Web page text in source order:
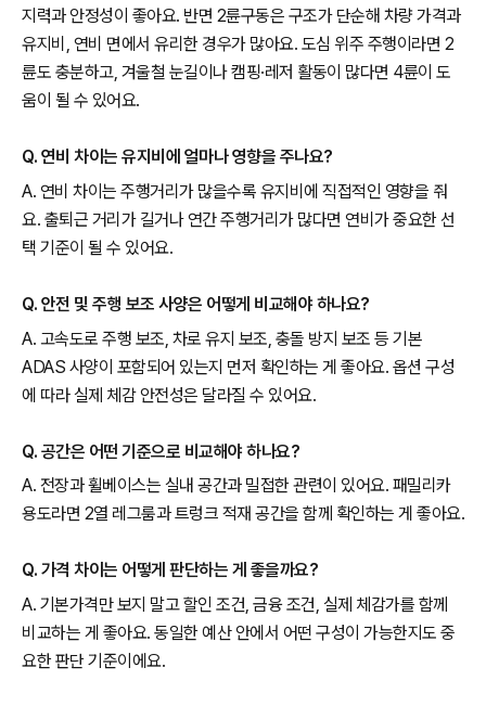
지력과 안정성이 좋아요. 반면 2륜구동은 구조가 단순해 차량 가격과
유지비, 연비 면에서 유리한 경우가 많아요. 도심 위주 주행이라면 2
륜도 충분하고, 겨울철 눈길이나 캠핑·레저 활동이 많다면 4륜이 도
움이 될 수 있어요.
Q. 연비 차이는 유지비에 얼마나 영향을 주나요?
A. 연비 차이는 주행거리가 많을수록 유지비에 직접적인 영향을 줘
요. 출퇴근 거리가 길거나 연간 주행거리가 많다면 연비가 중요한 선
택 기준이 될 수 있어요.
Q. 안전 및 주행 보조 사양은 어떻게 비교해야 하나요?
A. 고속도로 주행 보조, 차로 유지 보조, 충돌 방지 보조 등 기본
ADAS 사양이 포함되어 있는지 먼저 확인하는 게 좋아요. 옵션 구성
에 따라 실제 체감 안전성은 달라질 수 있어요.
Q. 공간은 어떤 기준으로 비교해야 하나요?
A. 전장과 휠베이스는 실내 공간과 밀접한 관련이 있어요. 패밀리카
용도라면 2열 레그룸과 트렁크 적재 공간을 함께 확인하는 게 좋아요.
Q. 가격 차이는 어떻게 판단하는 게 좋을까요?
A. 기본가격만 보지 말고 할인 조건, 금융 조건, 실제 체감가를 함께
비교하는 게 좋아요. 동일한 예산 안에서 어떤 구성이 가능한지도 중
요한 판단 기준이에요.